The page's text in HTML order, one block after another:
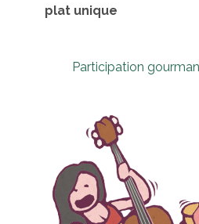
plat unique
Participation